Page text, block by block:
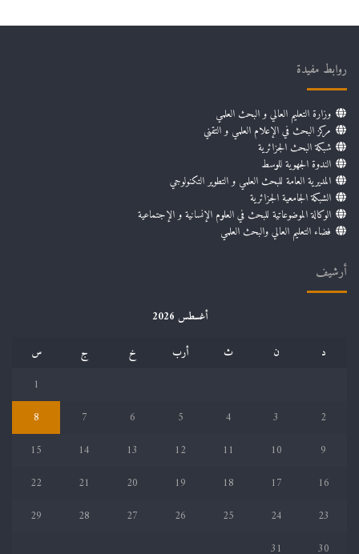
روابط مفيدة
وزارة التعليم العالي و البحث العلمي
مركز البحث في الإعلام العلمي و التقني
شبكة البحث الجزائرية
الندوة الجهوية للوسط
المديرية العامة للبحث العلمي و التطوير التكنولوجي
الشبكة الجامعية الجزائرية
الوكالة الموضوعاتية للبحث في العلوم الإنسانية و الإجتماعية
فضاء التعليم العالي والبحث العلمي
أرشيف
أغسطس 2026
د
ن ث أرب خ ج
س
1
2
3
4
5
6
7
8
9
10
11
12
13
14
15
16
17
18
19
20
21
22
23
24
25
26
27
28
29
30
31